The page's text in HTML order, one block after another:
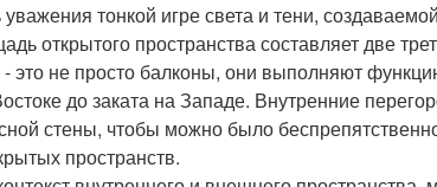
тонкой игре света и тени,
открытого пространства составляет две
это не просто балконы, они выполняют
до заката на Западе. Внутренние
стены, чтобы можно было
пространств.